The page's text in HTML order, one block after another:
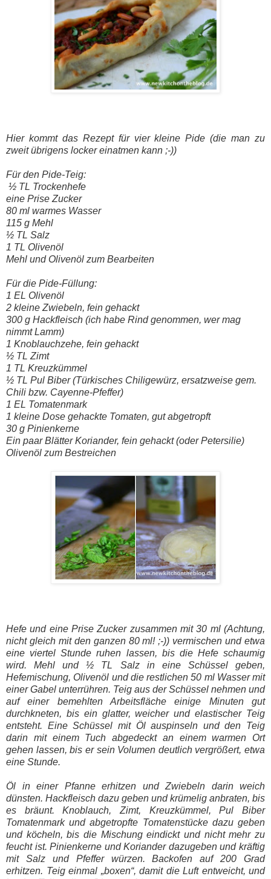
Hier kommt das Rezept für vier kleine Pide (die man zu
zweit übrigens locker einatmen kann ;-))
Für den Pide-Teig:
½ TL Trockenhefe
eine Prise Zucker
80 ml warmes Wasser
115 g Mehl
½ TL Salz
1 TL Olivenöl
Mehl und Olivenöl zum Bearbeiten
Für die Pide-Füllung:
1 EL Olivenöl
2 kleine Zwiebeln, fein gehackt
300 g Hackfleisch (ich habe Rind genommen, wer mag
nimmt Lamm)
1 Knoblauchzehe, fein gehackt
½ TL Zimt
1 TL Kreuzkümmel
½ TL Pul Biber (Türkisches Chiligewürz, ersatzweise gem.
Chili bzw. Cayenne-Pfeffer)
1 EL Tomatenmark
1 kleine Dose gehackte Tomaten, gut abgetropft
30 g Pinienkerne
Ein paar Blätter Koriander, fein gehackt (oder Petersilie)
Olivenöl zum Bestreichen
Hefe und eine Prise Zucker zusammen mit 30 ml (Achtung,
nicht gleich mit den ganzen 80 ml! ;-)) vermischen und etwa
eine viertel Stunde ruhen lassen, bis die Hefe schaumig
wird. Mehl und ½ TL Salz in eine Schüssel geben,
Hefemischung, Olivenöl und die restlichen 50 ml Wasser mit
einer Gabel unterrühren. Teig aus der Schüssel nehmen und
auf einer bemehlten Arbeitsfläche einige Minuten gut
durchkneten, bis ein glatter, weicher und elastischer Teig
entsteht. Eine Schüssel mit Öl auspinseln und den Teig
darin mit einem Tuch abgedeckt an einem warmen Ort
gehen lassen, bis er sein Volumen deutlich vergrößert, etwa
eine Stunde.
Öl in einer Pfanne erhitzen und Zwiebeln darin weich
dünsten. Hackfleisch dazu geben und krümelig anbraten, bis
es bräunt. Knoblauch, Zimt, Kreuzkümmel, Pul Biber
Tomatenmark und abgetropfte Tomatenstücke dazu geben
und köcheln, bis die Mischung eindickt und nicht mehr zu
feucht ist. Pinienkerne und Koriander dazugeben und kräftig
mit Salz und Pfeffer würzen. Backofen auf 200 Grad
erhitzen. Teig einmal „boxen“, damit die Luft entweicht, und